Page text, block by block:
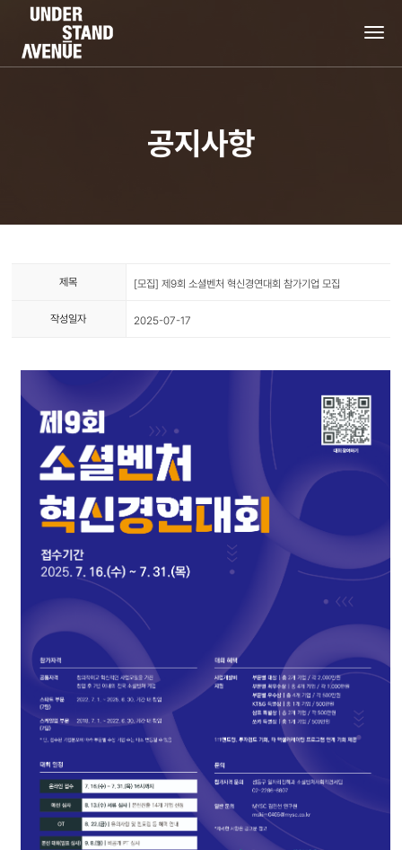
공지사항
제목 [모집] 제9회 소셜벤처 혁신경연대회 참가기업 모집
작성일자 2025-07-17